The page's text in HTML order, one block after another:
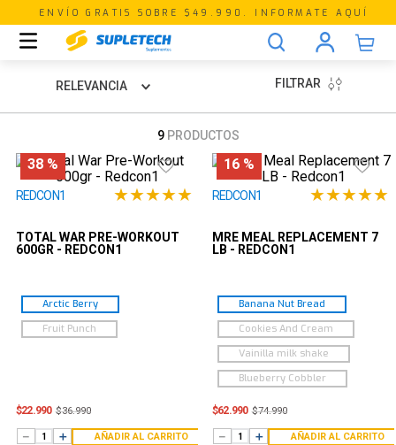
ENVÍO GRATIS SOBRE $49.990. INFORMATE AQUÍ
RELEVANCIA FILTRAR
9 PRODUCTOS
38 %
REDCON1 ★★★★★
TOTAL WAR PRE-WORKOUT
600GR - REDCON1
Arctic Berry
Fruit Punch
$22.990 $36.990
＋
－ AÑADIR AL CARRITO
16 %
REDCON1 ★★★★★
MRE MEAL REPLACEMENT 7
LB - REDCON1
Banana Nut Bread
Cookies And Cream
Vainilla milk shake
Blueberry Cobbler
$62.990 $74.990
＋
－ AÑADIR AL CARRITO